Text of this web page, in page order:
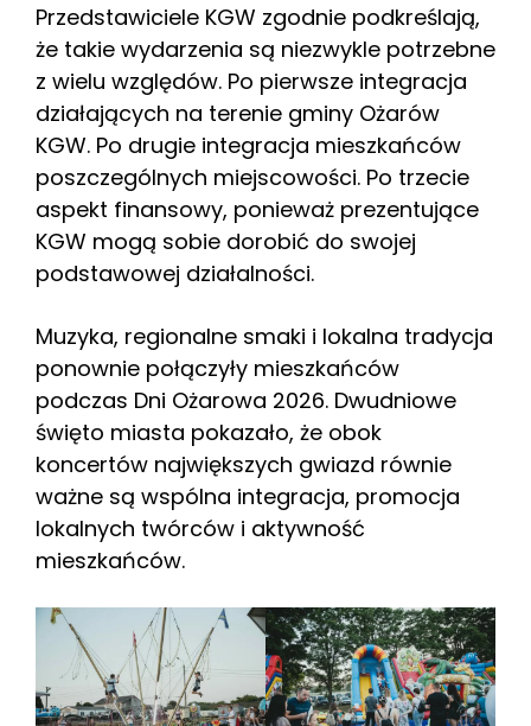
Przedstawiciele KGW zgodnie podkreślają,
że takie wydarzenia są niezwykle potrzebne
z wielu względów. Po pierwsze integracja
działających na terenie gminy Ożarów
KGW. Po drugie integracja mieszkańców
poszczególnych miejscowości. Po trzecie
aspekt finansowy, ponieważ prezentujące
KGW mogą sobie dorobić do swojej
podstawowej działalności.
Muzyka, regionalne smaki i lokalna tradycja
ponownie połączyły mieszkańców
podczas Dni Ożarowa 2026. Dwudniowe
święto miasta pokazało, że obok
koncertów największych gwiazd równie
ważne są wspólna integracja, promocja
lokalnych twórców i aktywność
mieszkańców.